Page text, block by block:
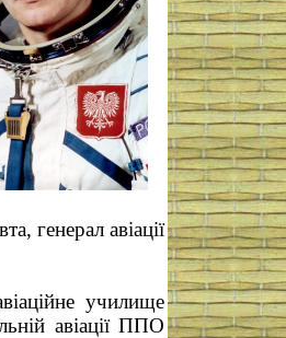
генерал авіації
училище
авіації ППО